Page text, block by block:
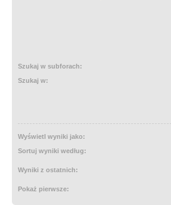
Szukaj w subforach:
Szukaj w:
Wyświetl wyniki jako:
Sortuj wyniki według:
Wyniki z ostatnich:
Pokaż pierwsze: